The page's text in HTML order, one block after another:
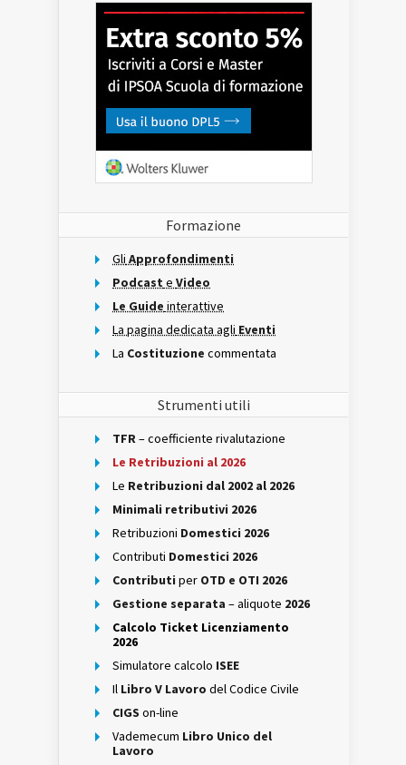
Formazione
Gli Approfondimenti
Podcast e Video
Le Guide interattive
La pagina dedicata agli Eventi
La Costituzione commentata
Strumenti utili
TFR– coefficiente rivalutazione
Le Retribuzioni al 2026
Le Retribuzioni dal 2002 al 2026
Minimali retributivi 2026
Retribuzioni Domestici 2026
Contributi Domestici 2026
Contributi per OTD e OTI 2026
Gestione separata – aliquote 2026
Calcolo Ticket Licenziamento
2026
Simulatore calcolo ISEE
Il Libro V Lavoro del Codice Civile
CIGS on-line
Vademecum Libro Unico del
Lavoro